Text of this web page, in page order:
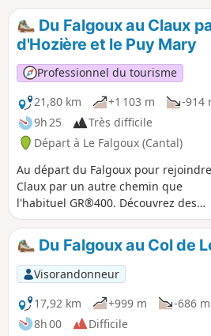
Du Falgoux au Claux
d'Hozière et le Puy Mary
Professionnel du tourisme
21,80 km
+1 103 m
-914
9h 25
Très difficile
Départ à Le Falgoux (Cantal)
Au départ du Falgoux pour
Claux par un autre chemin que
l'habituel GR®400. Découvrez des
paysages magnifiques et variés.
randonnée fait partie d'une boucle
complète de 35 km à faire (comptez
8h en trail), et 2 jours avec une nuit
Claux et/ou au Falgoux pour les
randonneurs.
Du Falgoux au Col de
Visorandonneur
17,92 km
+999 m
-686 m
8h 00
Difficile